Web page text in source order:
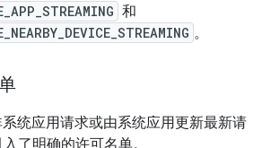
和
。
统应用请求或由系统应用更新最新请
了明确的许可名单。